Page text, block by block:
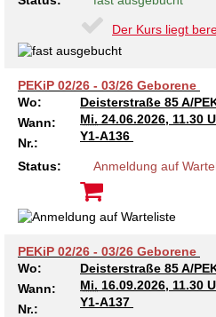
Der Kurs liegt
PEKiP 02/26 - 03/26 Geborene
Wo:
Deisterstraße 85 A/
Wann:
Mi. 24.06.2026, 11.30
Nr.:
Y1-A136
Status: Anmeldung auf
PEKiP 02/26 - 03/26 Geborene
Wo:
Deisterstraße 85 A/
Wann:
Mi. 16.09.2026, 11.30
Nr.:
Y1-A137